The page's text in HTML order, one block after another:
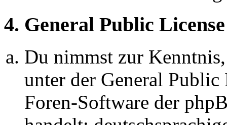
4. General Public License
Du nimmst zur
unter der General
Foren-Software der